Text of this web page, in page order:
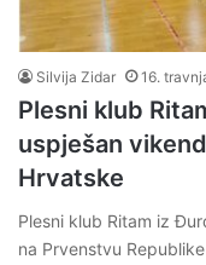
Silvija Zidar 16.
Plesni klub
uspješan
Hrvatske
Plesni klub Ritam iz
na Prvenstvu